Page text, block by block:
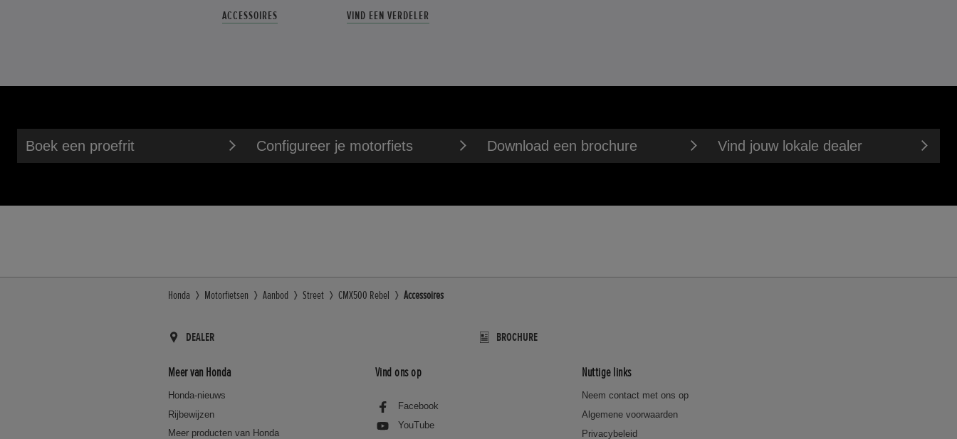
ACCESSOIRES VIND EEN VERDELER
Boek een proefrit Configureer je motorfiets Download een brochure Vind jouw lokale dealer
Honda Motorfietsen Aanbod Street CMX500 Rebel Accessoires
DEALER BROCHURE
Meer van Honda
Honda-nieuws
Rijbewijzen
Meer producten van Honda
Vind ons op
Facebook
YouTube
Nuttige links
Neem contact met ons op
Algemene voorwaarden
Privacybeleid